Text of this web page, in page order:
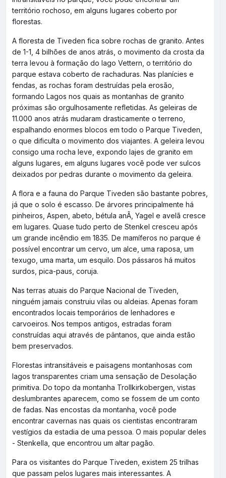
território rochoso, em alguns lugares coberto por
florestas.
A floresta de Tiveden fica sobre rochas de granito. Antes
de 1-1, 4 bilhões de anos atrás, o movimento da crosta da
terra levou à formação do lago Vettern, o território do
parque estava coberto de rachaduras. Nas planícies e
fendas, as rochas foram destruídas pela erosão,
formando Lagos nos quais as montanhas de granito
próximas são orgulhosamente refletidas. As geleiras de
11.000 anos atrás mudaram drasticamente o terreno,
espalhando enormes blocos em todo o Parque Tiveden,
o que dificulta o movimento dos viajantes. A geleira levou
consigo uma rocha leve, expondo lajes de granito em
alguns lugares, em alguns lugares você pode ver sulcos
deixados por pedras durante o movimento da geleira.
A flora e a fauna do Parque Tiveden são bastante pobres,
já que o solo é escasso. De árvores principalmente há
pinheiros, Aspen, abeto, bétula anÃ, Yagel e avelã cresce
em lugares. Quase tudo perto de Stenkel cresceu após
um grande incêndio em 1835. De mamíferos no parque é
possível encontrar um cervo, um alce, uma raposa, um
texugo, uma marta, um esquilo. Dos pássaros há muitos
surdos, pica-paus, coruja.
Nas terras atuais do Parque Nacional de Tiveden,
ninguém jamais construiu vilas ou aldeias. Apenas foram
encontrados locais temporários de lenhadores e
carvoeiros. Nos tempos antigos, estradas foram
construídas aqui através de pântanos, que ainda estão
bem preservados.
Florestas intransitáveis e paisagens montanhosas com
lagos transparentes criam uma sensação de Desolação
primitiva. Do topo da montanha Trollkirkobergen, vistas
deslumbrantes aparecem, como se fossem de um conto
de fadas. Nas encostas da montanha, você pode
encontrar cavernas nas quais os cientistas encontraram
vestígios da estadia de uma pessoa. O mais popular deles
- Stenkella, que encontrou um altar pagão.
Para os visitantes do Parque Tiveden, existem 25 trilhas
que passam pelos lugares mais interessantes. A